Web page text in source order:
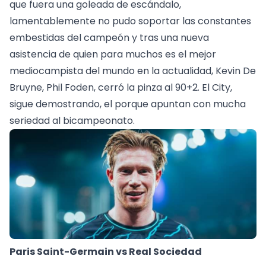
que fuera una goleada de escándalo,
lamentablemente no pudo soportar las constantes
embestidas del campeón y tras una nueva
asistencia de quien para muchos es el mejor
mediocampista del mundo en la actualidad, Kevin De
Bruyne, Phil Foden, cerró la pinza al 90+2. El City,
sigue demostrando, el porque apuntan con mucha
seriedad al bicampeonato.
Paris Saint-Germain vs Real Sociedad